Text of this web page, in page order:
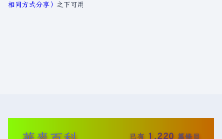
相同方式分享） 之下可用
已有 1,220 篇條目